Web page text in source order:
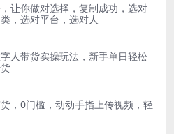
让你做对选择，复制成功，选对
，选对平台，选对人
人带货实操玩法，新手单日轻松
，0门槛，动动手指上传视频，轻